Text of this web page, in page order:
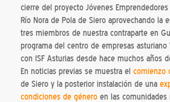
cierre del proyecto Jóvenes Emprendedores
Río Nora de Pola de Siero aprovechando la
tres miembros de nuestra contraparte en
programa del centro de empresas asturiano
con ISF Asturias desde hace muchos años
En noticias previas se muestra el comienzo
de Siero y la posterior instalación de una
condiciones de géneroen las comunidades